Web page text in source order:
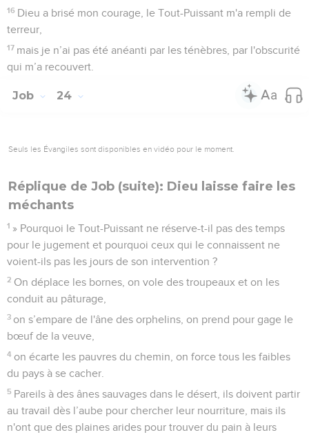
16 Dieu a brisé mon courage, le Tout-Puissant m'a rempli de
terreur,
17 mais je n’ai pas été anéanti par les ténèbres, par l'obscurité
qui m’a recouvert.
Job 24
Seuls les Évangiles sont disponibles en vidéo pour le moment.
Réplique de Job (suite): Dieu laisse faire les
méchants
1 » Pourquoi le Tout-Puissant ne réserve-t-il pas des temps
pour le jugement et pourquoi ceux qui le connaissent ne
voient-ils pas les jours de son intervention ?
2 On déplace les bornes, on vole des troupeaux et on les
conduit au pâturage,
3 on s’empare de l'âne des orphelins, on prend pour gage le
bœuf de la veuve,
4 on écarte les pauvres du chemin, on force tous les faibles
du pays à se cacher.
5 Pareils à des ânes sauvages dans le désert, ils doivent partir
au travail dès l’aube pour chercher leur nourriture, mais ils
n'ont que des plaines arides pour trouver du pain à leurs